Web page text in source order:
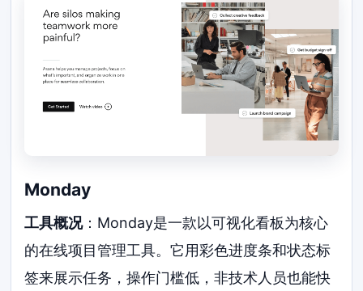
Monday
工具概况：Monday是一款以可视化看板为核心
的在线项目管理工具。它用彩色进度条和状态标
签来展示任务，操作门槛低，非技术人员也能快